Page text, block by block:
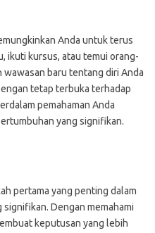
Anda untuk terus
ikuti kursus, atau temui orang-
baru tentang diri Anda
tetap terbuka terhadap
pemahaman Anda
yang signifikan.
pertama yang penting dalam
Dengan memahami
keputusan yang lebih